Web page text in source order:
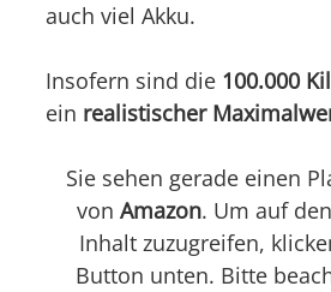
auch viel Akku.
Insofern sind die 100.000
ein realistischer
Sie sehen gerade einen
von Amazon. Um auf
Inhalt zuzugreifen,
Button unten. Bitte